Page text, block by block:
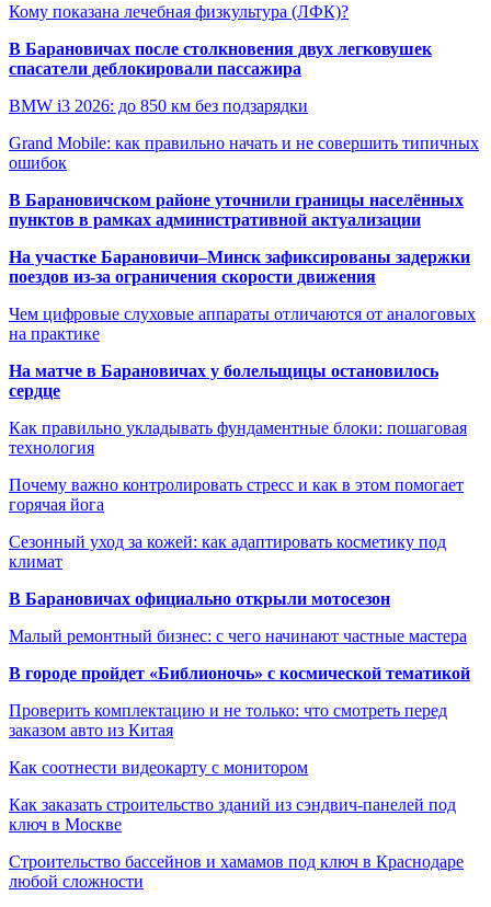
Кому показана лечебная физкультура (ЛФК)?
В Барановичах после столкновения двух легковушек
спасатели деблокировали пассажира
BMW i3 2026: до 850 км без подзарядки
Grand Mobile: как правильно начать и не совершить типичных
ошибок
В Барановичском районе уточнили границы населённых
пунктов в рамках административной актуализации
На участке Барановичи–Минск зафиксированы задержки
поездов из-за ограничения скорости движения
Чем цифровые слуховые аппараты отличаются от аналоговых
на практике
На матче в Барановичах у болельщицы остановилось
сердце
Как правильно укладывать фундаментные блоки: пошаговая
технология
Почему важно контролировать стресс и как в этом помогает
горячая йога
Сезонный уход за кожей: как адаптировать косметику под
климат
В Барановичах официально открыли мотосезон
Малый ремонтный бизнес: с чего начинают частные мастера
В городе пройдет «Библионочь» с космической тематикой
Проверить комплектацию и не только: что смотреть перед
заказом авто из Китая
Как соотнести видеокарту с монитором
Как заказать строительство зданий из сэндвич-панелей под
ключ в Москве
Строительство бассейнов и хамамов под ключ в Краснодаре
любой сложности